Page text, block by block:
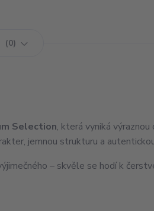
0
Selection, která vyniká
jemnou strukturu a
– skvěle se hodí k